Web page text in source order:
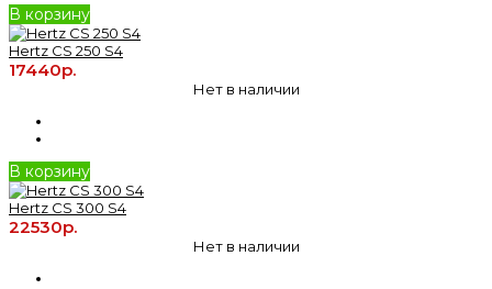
В корзину
Hertz CS 250 S4
17440р.
Нет в наличии
В корзину
Hertz CS 300 S4
22530р.
Нет в наличии